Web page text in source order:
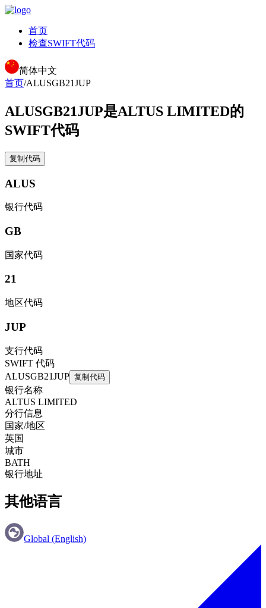
首页
检查SWIFT代码
简体中文
首页/ALUSGB21JUP
ALUSGB21JUP是ALTUS LIMITED的
SWIFT代码
复制代码
ALUS
银行代码
GB
国家代码
21
地区代码
JUP
支行代码
SWIFT 代码
ALUSGB21JUP 复制代码
银行名称
ALTUS LIMITED
分行信息
国家/地区
英国
城市
BATH
银行地址
其他语言
Global (English)